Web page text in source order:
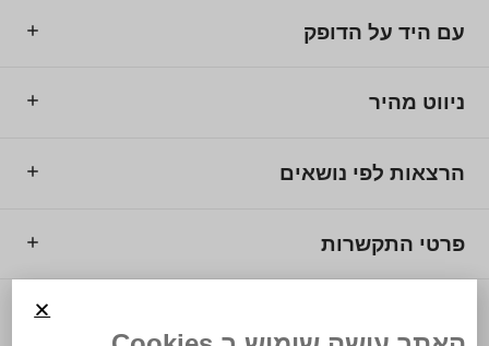
עם היד על הדופק
ניווט מהיר
הרצאות לפי נושאים
פרטי התקשרות